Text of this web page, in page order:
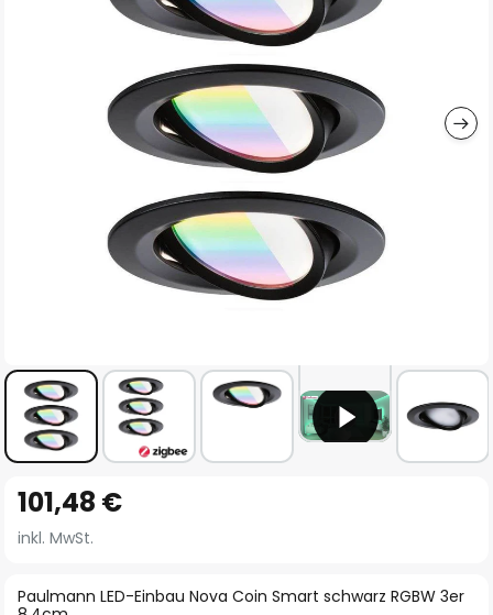
Anfang
der
springen
Paulmann LED-Einbau Nova Coin Smart schwarz RGBW 3er
101,48 €
inkl. MwSt.